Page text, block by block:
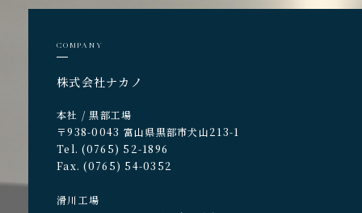
COMPANY
株式会社ナカノ
本社 / 黒部工場
〒938-0043 富山県黒部市犬山213-1
Tel. (0765) 52-1896
Fax. (0765) 54-0352
滑川工場